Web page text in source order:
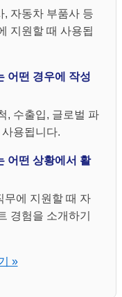
, 자동차 부품사 등
지원할 때 사용됩
어떤 경우에 작성
, 수출입, 글로벌 파
용됩니다.
어떤 상황에서 활
무에 지원할 때 자
경험을 소개하기
»